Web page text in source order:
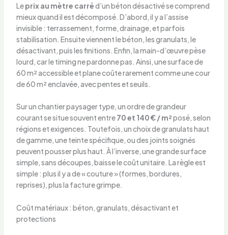
Leprix au mètre carréd’un béton désactivé se comprend
mieux quand il est décomposé. D’abord, il y a l’assise
invisible : terrassement, forme, drainage, et parfois
stabilisation. Ensuite viennent le béton, les granulats, le
désactivant, puis les finitions. Enfin, la main-d’œuvre pèse
lourd, car le timing ne pardonne pas. Ainsi, une surface de
60 m² accessible et plane coûte rarement comme une cour
de 60 m² enclavée, avec pentes et seuils.
Sur un chantier paysager type, un ordre de grandeur
courant se situe souvent entre70 et 140 € / m²posé, selon
régions et exigences. Toutefois, un choix de granulats haut
de gamme, une teinte spécifique, ou des joints soignés
peuvent pousser plus haut. À l’inverse, une grande surface
simple, sans découpes, baisse le coût unitaire. La règle est
simple : plus il y a de « couture » (formes, bordures,
reprises), plus la facture grimpe.
Coût matériaux : béton, granulats, désactivant et
protections